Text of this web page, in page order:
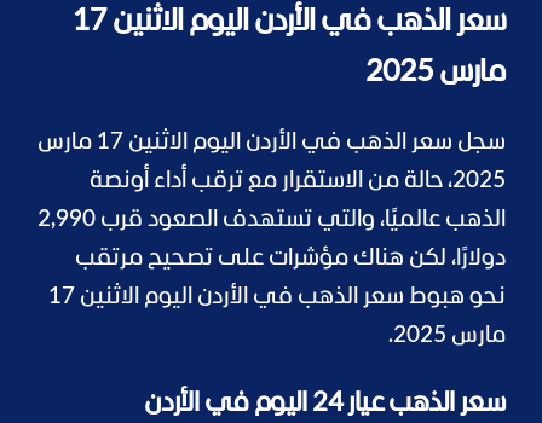
سعر الذهب في الأردن اليوم الاثنين 17
مارس 2025
سجل سعر الذهب في الأردن اليوم الاثنين 17 مارس
2025، حالة من الاستقرار مع ترقب أداء أونصة
الذهب عالميًا، والتي تستهدف الصعود قرب 2,990
دولارًا، لكن هناك مؤشرات على تصحيح مرتقب
نحو هبوط سعر الذهب في الأردن اليوم الاثنين 17
مارس 2025.
سعر الذهب عيار 24 اليوم في الأردن